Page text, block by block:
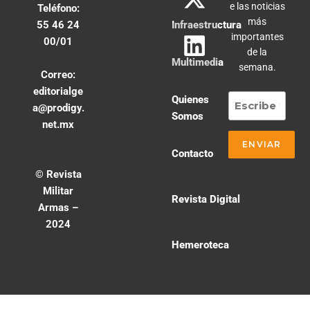
Teléfono:
55 46 24
00/01
Correo:
editorialge
a@prodigy.
net.mx
© Revista
Militar
Armas –
2024
Infraestructura
Multimedia
Quienes
Somos
Contacto
Revista Digital
Hemeroteca
e las noticias
más
importantes
de la
semana.